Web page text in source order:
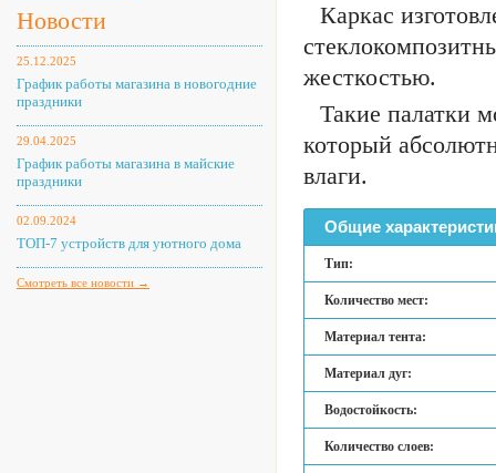
Новости
25.12.2025
График работы магазина в новогодние
праздники
29.04.2025
График работы магазина в майские
праздники
02.09.2024
ТОП-7 устройств для уютного дома
Смотреть все новости →
Каркас
жесткостью.
Такие палатки
который
влаги.
Общие
Тип:
Количество мест:
Материал тента:
Материал дуг:
Водостойкость:
Количество слоев: